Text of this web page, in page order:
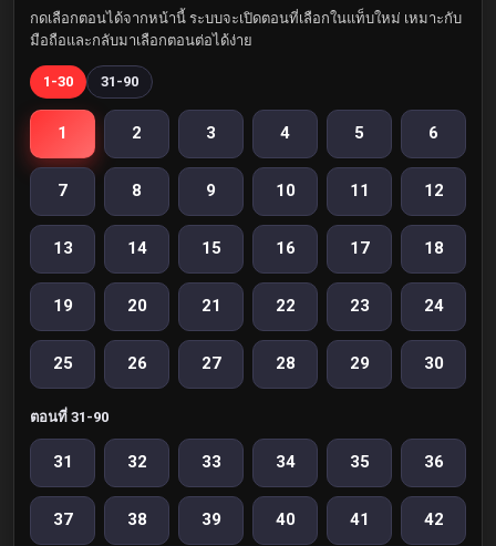
กดเลือกตอนได้จากหน้านี้ ระบบจะเปิดตอนที่เลือกในแท็บใหม่ เหมาะกับ
มือถือและกลับมาเลือกตอนต่อได้ง่าย
1-30 31-90
1 2 3 4 5 6
7 8 9 10 11 12
13 14 15 16 17 18
19 20 21 22 23 24
25 26 27 28 29 30
ตอนที่ 31-90
31 32 33 34 35 36
37 38 39 40 41 42